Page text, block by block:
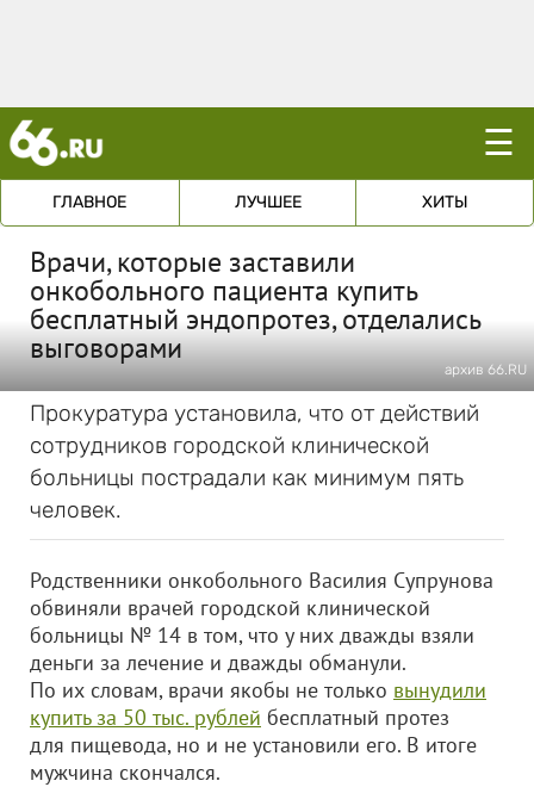
☰
ГЛАВНОЕ ЛУЧШЕЕ ХИТЫ
Врачи, которые заставили
онкобольного пациента купить
бесплатный эндопротез, отделались
выговорами
архив 66.RU
Прокуратура установила, что от действий
сотрудников городской клинической
больницы пострадали как минимум пять
человек.
Родственники онкобольного Василия Супрунова
обвиняли врачей городской клинической
больницы № 14 в том, что у них дважды взяли
деньги за лечение и дважды обманули.
По их словам, врачи якобы не только вынудили
купить за 50 тыс. рублей бесплатный протез
для пищевода, но и не установили его. В итоге
мужчина скончался.